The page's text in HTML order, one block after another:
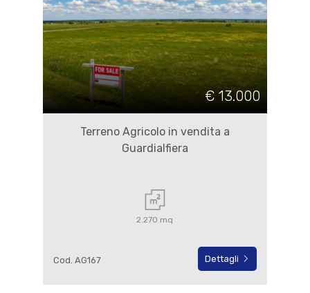
€ 13.000
Terreno Agricolo in vendita a
Guardialfiera
2.270 mq
Cod. AG167 Dettagli